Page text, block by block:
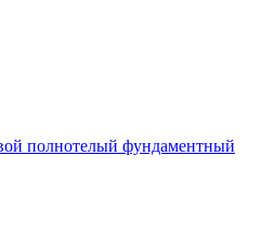
полнотелый фундаментный